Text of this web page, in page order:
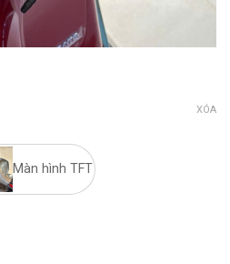
Màn hình TFT
XÓA